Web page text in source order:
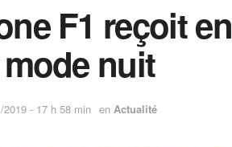
F1 reçoit
nuit
2019 - 17 h 58 min en Actualité